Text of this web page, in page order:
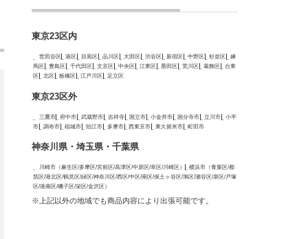
東京23区内
世田谷区 港区 目黒区 品川区 大田区 渋谷区 新宿区 中野区 杉並区
練
馬区
豊島区 千代田区 文京区 中央区 江東区 墨田区 荒川区 葛飾区
台東
区
北区 板橋区 江戸川区 足立区
東京23区外
三鷹市 府中市 武蔵野市 吉祥寺 国立市 小金井市 国分寺市 立川市
小平
市
調布市 稲城市 狛江市 多摩市 西東京市 東久留米市 町田市
神奈川県・埼玉県・千葉県
川崎市（麻生区/多摩区/宮前区/高津区/中原区/幸区/川崎区）
横浜市（青葉区/都
筑区/港北区/鶴見区/緑区/神奈川区/西区/中区/南区/保土ヶ谷区/旭区/瀬谷区/泉区/戸塚
区/港南区/磯子区/栄区/金沢区）
※上記以外の地域でも商品内容により出張可能です。